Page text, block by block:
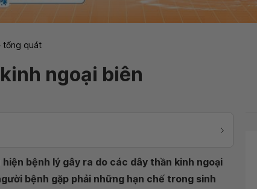
tổng quát
ngoại biên
bệnh lý gây ra do các dây thần kinh ngoại
bệnh gặp phải những hạn chế trong sinh